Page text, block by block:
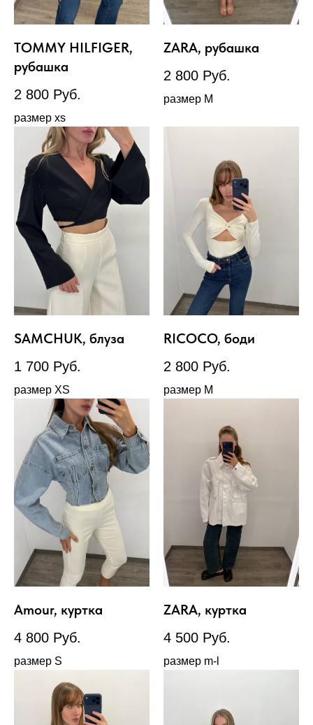
TOMMY HILFIGER,
рубашка
2 800 Руб.
размер xs
ZARA, рубашка
2 800 Руб.
размер М
SAMCHUK, блуза
1 700 Руб.
размер XS
RICOCO, боди
2 800 Руб.
размер М
Amour, куртка
4 800 Руб.
размер S
ZARA, куртка
4 500 Руб.
размер m-l